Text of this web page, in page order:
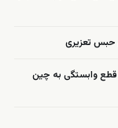
قطع وابستگی به چین